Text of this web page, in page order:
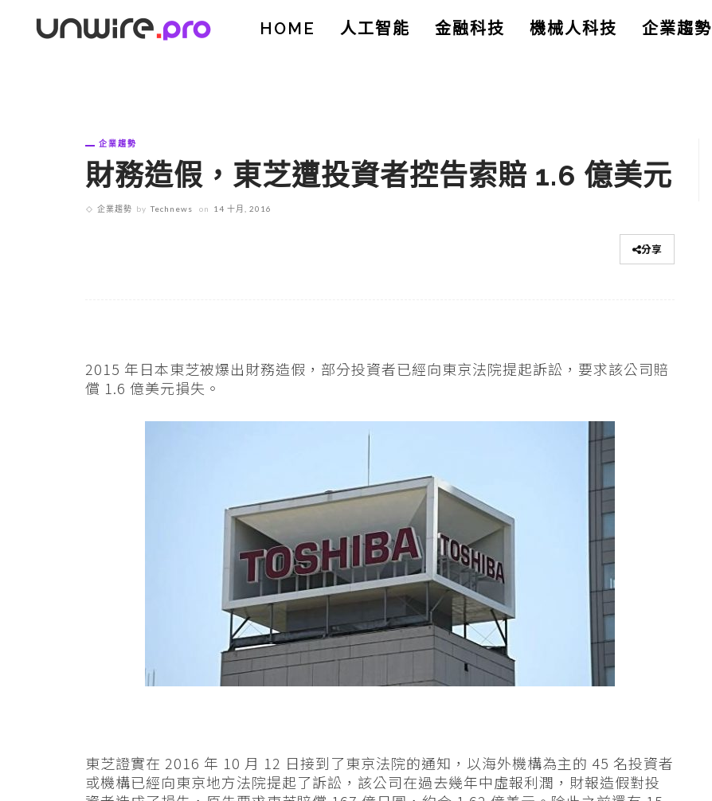
HOME 人工智能 金融科技 機械人科技 企業趨勢
企業趨勢
財務造假，東芝遭投資者控告索賠 1.6 億美元
企業趨勢 by Technews on 14 十月, 2016
分享
2015 年日本東芝被爆出財務造假，部分投資者已經向東京法院提起訴訟，要求該公司賠
償 1.6 億美元損失。
東芝證實在 2016 年 10 月 12 日接到了東京法院的通知，以海外機構為主的 45 名投資者
或機構已經向東京地方法院提起了訴訟，該公司在過去幾年中虛報利潤，財報造假對投